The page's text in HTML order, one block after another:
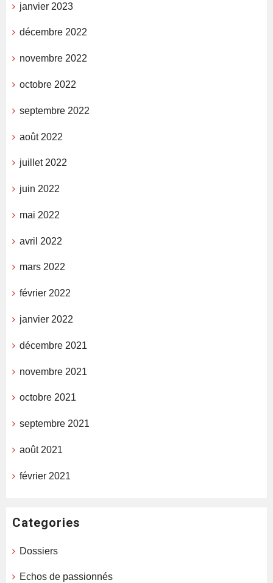
janvier 2023
décembre 2022
novembre 2022
octobre 2022
septembre 2022
août 2022
juillet 2022
juin 2022
mai 2022
avril 2022
mars 2022
février 2022
janvier 2022
décembre 2021
novembre 2021
octobre 2021
septembre 2021
août 2021
février 2021
Categories
Dossiers
Echos de passionnés